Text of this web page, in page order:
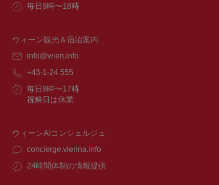
営
間：
毎日9時〜18時
ウィーン観光＆宿泊案内
E
ー
ル：
info@wien.info
電
番
号：
+43-1-24 555
営
業
毎日9時〜17時
祝祭日は休業
ウィーンAIコンシェルジュ
concierge.vienna.info
24時間体制の情報提供